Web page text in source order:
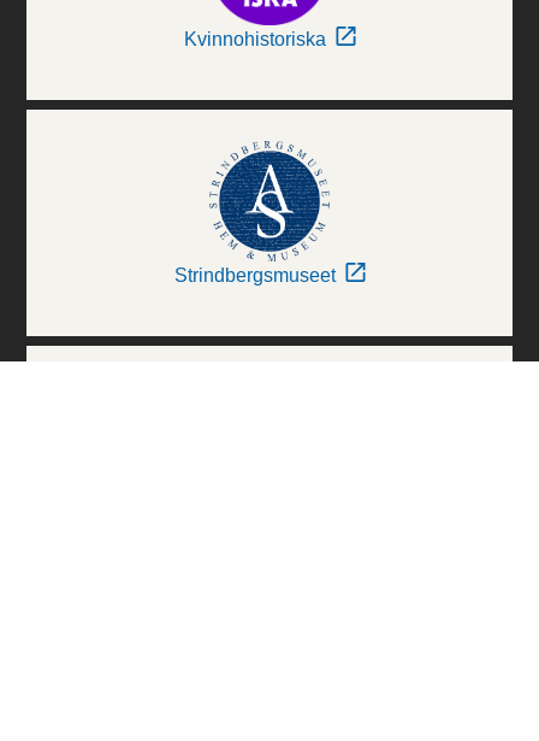
Kvinnohistoriska
Strindbergsmuseet